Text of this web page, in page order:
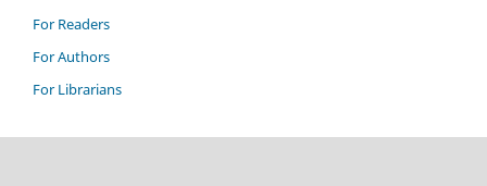
For Readers
For Authors
For Librarians